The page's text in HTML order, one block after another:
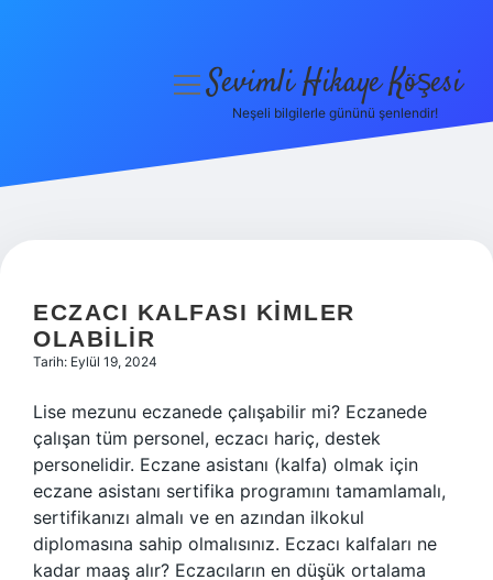
Hakkımızda
menüyüSevimli Hikaye Köşesi
Neşeli bilgilerle gününü şenlendir!
HIKAYE
KÖŞESI
YAZILAR
ECZACI KALFASI KIMLER
OLABILIR
Tarih: Eylül 19, 2024
Lise mezunu eczanede çalışabilir mi? Eczanede
çalışan tüm personel, eczacı hariç, destek
personelidir. Eczane asistanı (kalfa) olmak için
eczane asistanı sertifika programını tamamlamalı,
sertifikanızı almalı ve en azından ilkokul
diplomasına sahip olmalısınız. Eczacı kalfaları ne
kadar maaş alır? Eczacıların en düşük ortalama